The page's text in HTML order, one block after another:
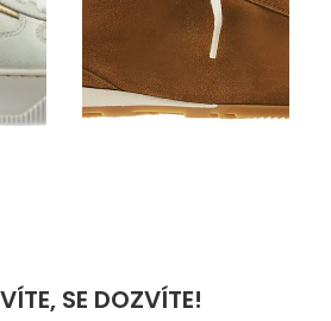
SE DOZVÍTE!